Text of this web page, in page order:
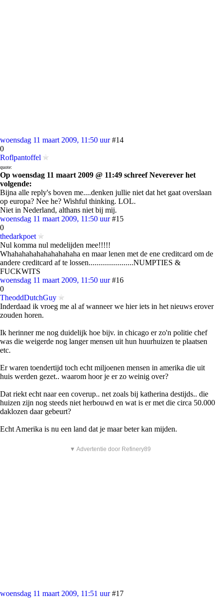
woensdag 11 maart 2009, 11:50 uur #14
0
Roflpantoffel
quote:
Op woensdag 11 maart 2009 @ 11:49 schreef Neverever het
volgende:
Bijna alle reply's boven me....denken jullie niet dat het gaat overslaan
op europa? Nee he? Wishful thinking. LOL.
Niet in Nederland, althans niet bij mij.
woensdag 11 maart 2009, 11:50 uur #15
0
thedarkpoet
Nul komma nul medelijden mee!!!!!
Whahahahahahahahahaha en maar lenen met de ene creditcard om de
andere creditcard af te lossen.......................NUMPTIES &
FUCKWITS
woensdag 11 maart 2009, 11:50 uur #16
0
TheoddDutchGuy
Inderdaad ik vroeg me al af wanneer we hier iets in het nieuws erover
zouden horen.
Ik herinner me nog duidelijk hoe bijv. in chicago er zo'n politie chef
was die weigerde nog langer mensen uit hun huurhuizen te plaatsen
etc.
Er waren toendertijd toch echt miljoenen mensen in amerika die uit
huis werden gezet.. waarom hoor je er zo weinig over?
Dat riekt echt naar een coverup.. net zoals bij katherina destijds.. die
huizen zijn nog steeds niet herbouwd en wat is er met die circa 50.000
daklozen daar gebeurt?
Echt Amerika is nu een land dat je maar beter kan mijden.
▼ Advertentie door Refinery89
woensdag 11 maart 2009, 11:51 uur #17